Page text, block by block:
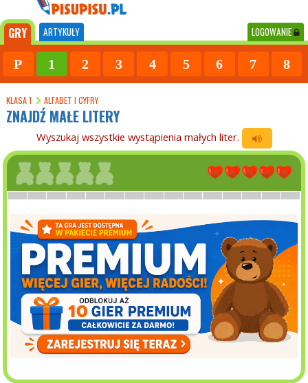
GRY ARTYKUŁY LOGOWANIE
P 1 2 3 4 5 6 7 8
KLASA 1 ALFABET I CYFRY
ZNAJDŹ MAŁE LITERY
Wyszukaj wszystkie wystąpienia małych liter.